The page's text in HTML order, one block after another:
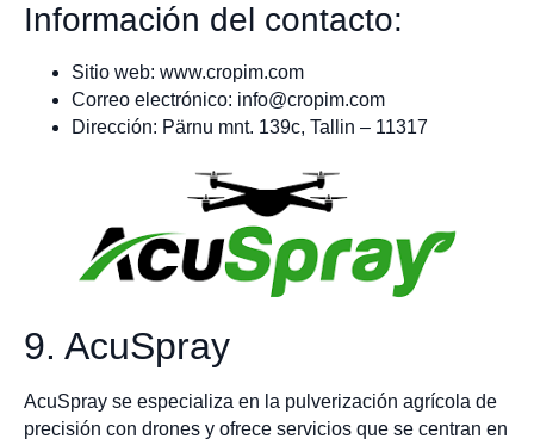
Información del contacto:
Sitio web: www.cropim.com
Correo electrónico: info@cropim.com
Dirección: Pärnu mnt. 139c, Tallin – 11317
9. AcuSpray
AcuSpray se especializa en la pulverización agrícola de
precisión con drones y ofrece servicios que se centran en